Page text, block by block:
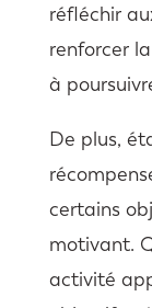
réfléchir
renforcer
à
De plus,
certains
motivant.
activité